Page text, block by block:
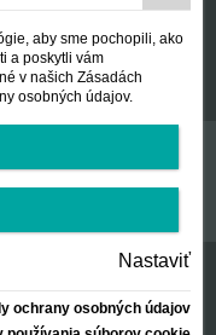
| since 2012
aby sme pochopili, ako
a poskytli vám
v našich Zásadách
osobných údajov.
Nastaviť
ochrany osobných údajov